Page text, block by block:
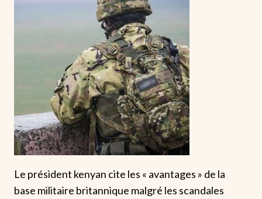
Le président kenyan cite les « avantages » de la
base militaire britannique malgré les scandales